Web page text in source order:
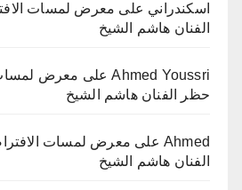
اسكندراني على معرض لمسات
الفنان هاشم الشيخ
Ahmed Youssriعلى معرض لمسات
حظر الفنان هاشم الشيخ
Ahmed على معرض لمسات
الفنان هاشم الشيخ